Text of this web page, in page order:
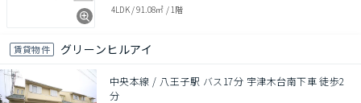
4LDK/91.08㎡ / 1階
賃貸物件 グリーンヒルアイ
中央本線 / 八王子駅 バス17分 宇津木台南下車 徒歩2
分